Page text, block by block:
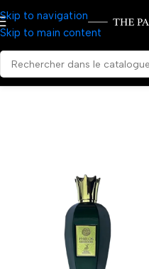
Skip to navigation
Skip to main content